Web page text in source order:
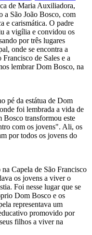
de Maria Auxiliadora,
a São João Bosco, com
e carismática. O padre
a vigília e convidou os
por três lugares
onde se encontra a
de Sales e a
lembrar Dom Bosco, na
pé da estátua de Dom
foi lembrada a vida de
transformou este
com os jovens". Ali, os
por todos os jovens do
Capela de São Francisco
os jovens a viver o
Foi nesse lugar que se
Dom Bosco e os
representava um
promovido por
filhos a viver na